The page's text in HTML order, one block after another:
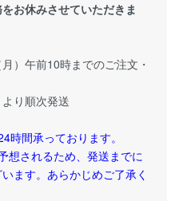
お休みさせていただきま
）午前10時までのご注文・
り順次発送
時間承っております。
想されるため、発送までに
ます。あらかじめご了承く